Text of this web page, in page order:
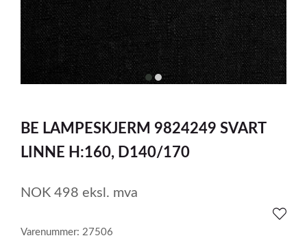
itemitem
of
2
BE LAMPESKJERM 9824249 SVART
LINNE H:160, D140/170
NOK 498 eksl. mva
Varenummer: 27506